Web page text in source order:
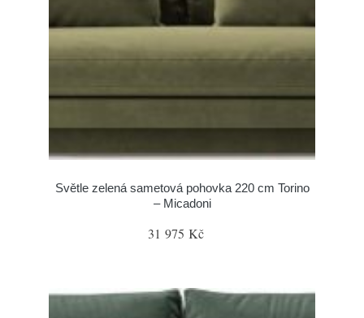
Světle zelená sametová pohovka 220 cm Torino
– Micadoni
31 975 Kč